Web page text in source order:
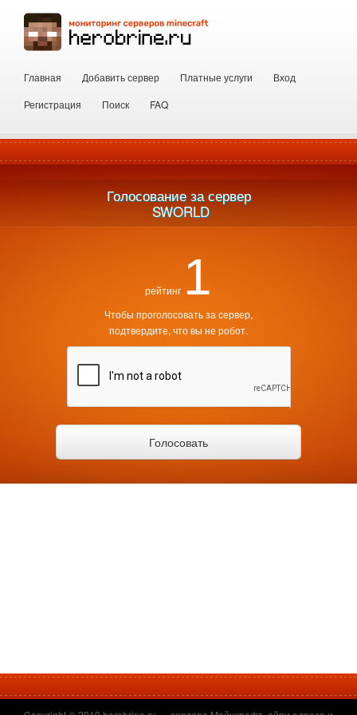
Главная Добавить сервер Платные услуги
Вход
Регистрация
Поиск FAQ
Голосование за сервер
SWORLD
рейтинг 1
Чтобы проголосовать за сервер,
подтвердите, что вы не робот.